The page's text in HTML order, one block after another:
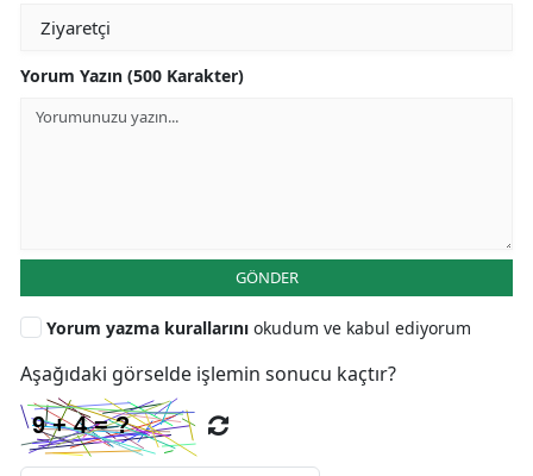
Yorum Yazın (500 Karakter)
GÖNDER
Yorum yazma kurallarını okudum ve kabul ediyorum
Aşağıdaki görselde işlemin sonucu kaçtır?